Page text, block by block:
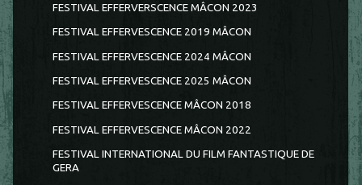
FESTIVAL EFFERVERSCENCE MÂCON 2023
FESTIVAL EFFERVESCENCE 2019 MÂCON
FESTIVAL EFFERVESCENCE 2024 MÂCON
FESTIVAL EFFERVESCENCE 2025 MÂCON
FESTIVAL EFFERVESCENCE MÂCON 2018
FESTIVAL EFFERVESCENCE MÂCON 2022
FESTIVAL INTERNATIONAL DU FILM FANTASTIQUE DE
GERA